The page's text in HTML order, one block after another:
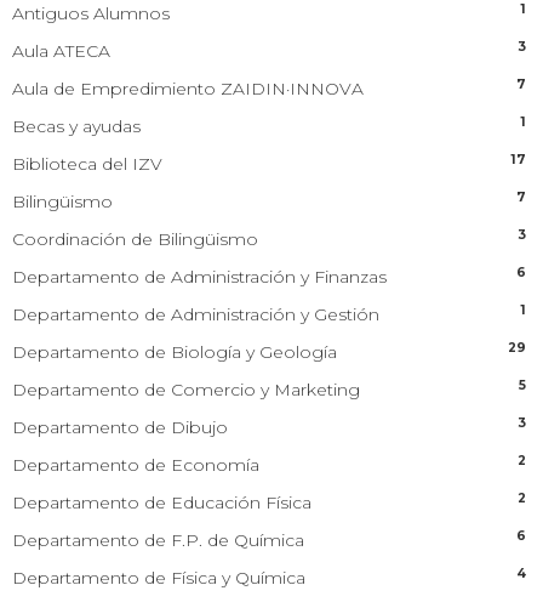
Antiguos Alumnos 1
Aula ATECA 3
Aula de Empredimiento ZAIDIN·INNOVA 7
Becas y ayudas 1
Biblioteca del IZV 17
Bilingüismo 7
Coordinación de Bilingüismo 3
Departamento de Administración y Finanzas 6
Departamento de Administración y Gestión 1
Departamento de Biología y Geología 29
Departamento de Comercio y Marketing 5
Departamento de Dibujo 3
Departamento de Economía 2
Departamento de Educación Física 2
Departamento de F.P. de Química 6
Departamento de Física y Química 4